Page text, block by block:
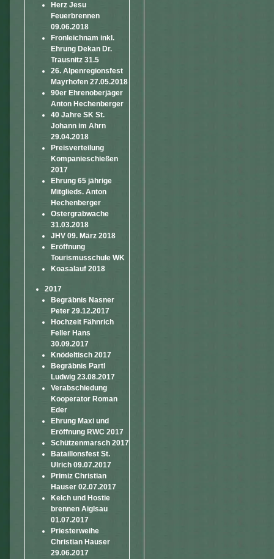
Herz Jesu
Feuerbrennen
09.06.2018
Fronleichnam inkl.
Ehrung Dekan Dr.
Trausnitz 31.5
26. Alpenregionsfest
Mayrhofen 27.05.2018
90er Ehrenoberjäger
Anton Hechenberger
40 Jahre SK St.
Johann im Ahrn
29.04.2018
Preisverteilung
Kompanieschießen
2017
Ehrung 65 jährige
Mitglieds. Anton
Hechenberger
Ostergrabwache
31.03.2018
JHV 09. März 2018
Eröffnung
Tourismusschule WK
Koasalauf 2018
2017
Begräbnis Nasner
Peter 29.12.2017
Hochzeit Fähnrich
Feller Hans
30.09.2017
Knödeltisch 2017
Begräbnis Partl
Ludwig 23.08.2017
Verabschiedung
Kooperator Roman
Eder
Ehrung Maxi und
Eröffnung RWC 2017
Schützenmarsch 2017
Bataillonsfest St.
Ulrich 09.07.2017
Primiz Christian
Hauser 02.07.2017
Kelch und Hostie
brennen Aiglsau
01.07.2017
Priesterweihe
Christian Hauser
29.06.2017